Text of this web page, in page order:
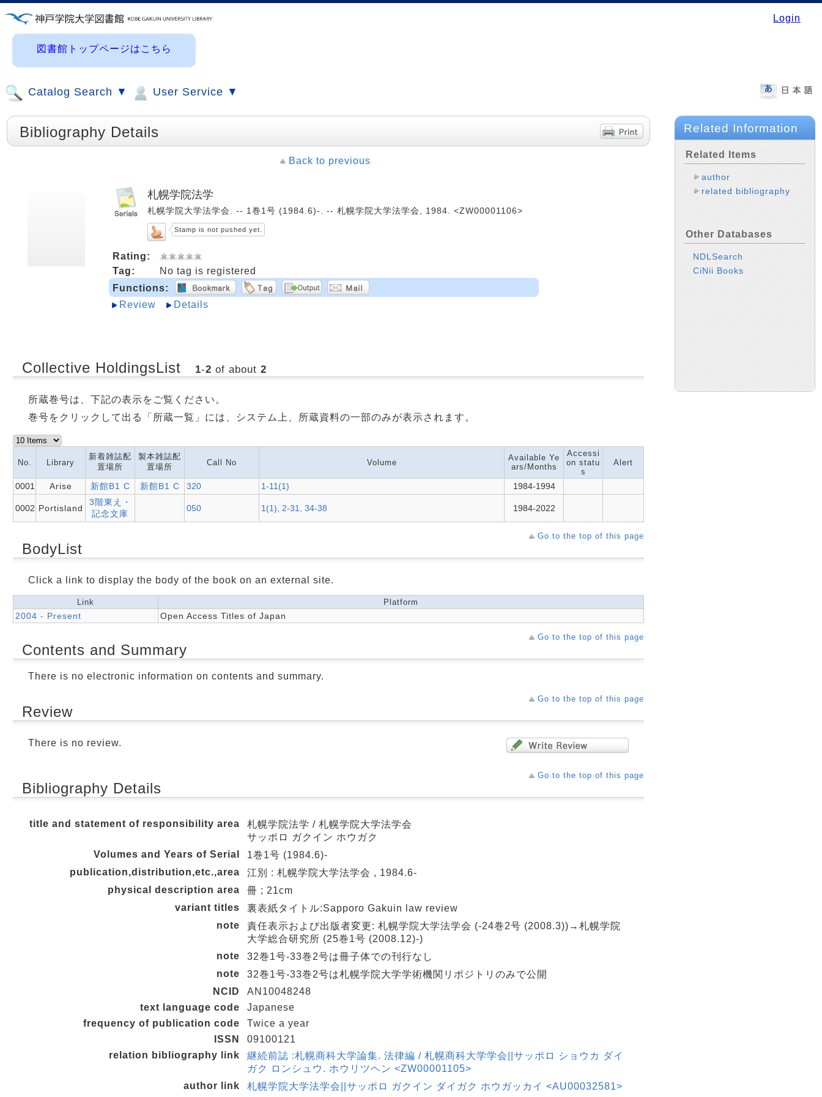
Login
図書館トップページはこちら
Catalog Search ▼ User Service ▼
Bibliography Details
Back to previous
札幌学院法学
札幌学院大学法学会. -- 1巻1号 (1984.6)-. -- 札幌学院大学法学会, 1984. <ZW00001106>
Stamp is not pushed yet.
Rating:
Tag:
No tag is registered
Functions:
Review
Details
Collective HoldingsList 1-2 of about 2
所蔵巻号は、下記の表示をご覧ください。
巻号をクリックして出る「所蔵一覧」には、システム上、所蔵資料の一部のみが表示されます。
No. Library
新着雑誌配
置場所
製本雑誌配
置場所
Call No Volume
Available Ye
ars/Months
Accessi
on statu
s
Alert
0001 Arise 新館B1 C 新館B1 C 320 1-11(1) 1984-1994
0002 Portisland
3階東え・
記念文庫
050 1(1), 2-31, 34-38 1984-2022
Go to the top of this page
BodyList
Click a link to display the body of the book on an external site.
Link Platform
2004 - Present Open Access Titles of Japan
Go to the top of this page
Contents and Summary
There is no electronic information on contents and summary.
Go to the top of this page
Review
There is no review.
Go to the top of this page
Bibliography Details
title and statement of responsibility area
札幌学院法学 / 札幌学院大学法学会
サッポロ ガクイン ホウガク
Volumes and Years of Serial
1巻1号 (1984.6)-
publication,distribution,etc.,area
江別 : 札幌学院大学法学会 , 1984.6-
physical description area
冊 ; 21cm
variant titles
裏表紙タイトル:Sapporo Gakuin law review
note
責任表示および出版者変更: 札幌学院大学法学会 (-24巻2号 (2008.3))→札幌学院
大学総合研究所 (25巻1号 (2008.12)-)
note
32巻1号-33巻2号は冊子体での刊行なし
note
32巻1号-33巻2号は札幌学院大学学術機関リポジトリのみで公開
NCID
AN10048248
text language code
Japanese
frequency of publication code
Twice a year
ISSN
09100121
relation bibliography link
継続前誌 :札幌商科大学論集. 法律編 / 札幌商科大学学会||サッポロ ショウカ ダイ
ガク ロンシュウ. ホウリツヘン <ZW00001105>
author link
札幌学院大学法学会||サッポロ ガクイン ダイガク ホウガッカイ <AU00032581>
Related Information
Related Items
author
related bibliography
Other Databases
NDLSearch
CiNii Books